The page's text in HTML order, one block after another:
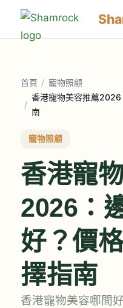
首頁 / 寵物照顧
/
香港寵物美容推薦
南
寵物照顧
香港寵
2026：
好？價
擇指南
香港寵物美容哪間